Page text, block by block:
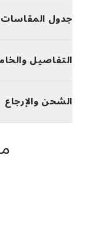
جدول المقاسات
التفاصيل
الشحن والإرجاع